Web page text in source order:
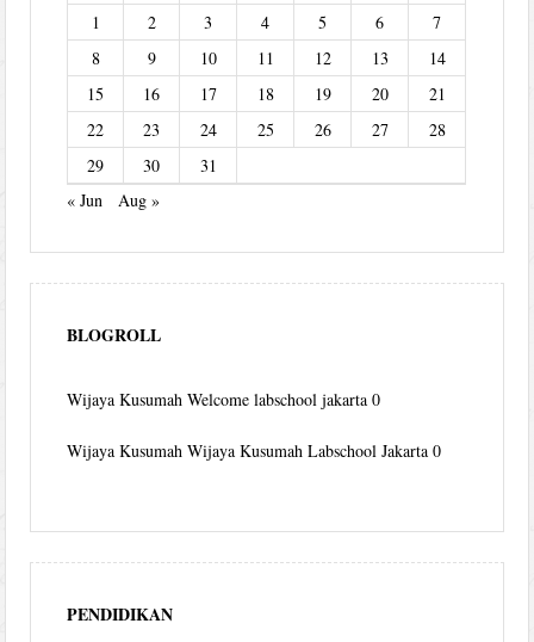
1 2 3 4 5 6
7
8
9 10 11 12 13
14
15
16 17 18 19 20
21
22
23 24 25 26 27
28
29
30
31
« Jun
Aug »
BLOGROLL
Wijaya Kusumah Welcome labschool jakarta 0
Wijaya Kusumah Wijaya Kusumah Labschool Jakarta 0
PENDIDIKAN